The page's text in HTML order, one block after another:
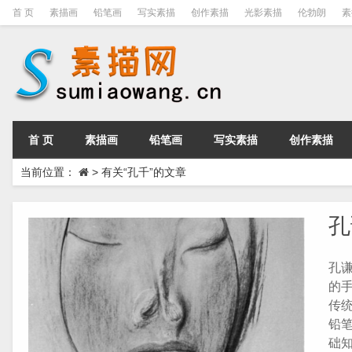
首 页 素描画 铅笔画 写实素描 创作素描 光影素描 伦勃朗
首 页 素描画 铅笔画 写实素描 创作素描
当前位置： > 有关“孔千”的文章
孔
的
传
铅
础